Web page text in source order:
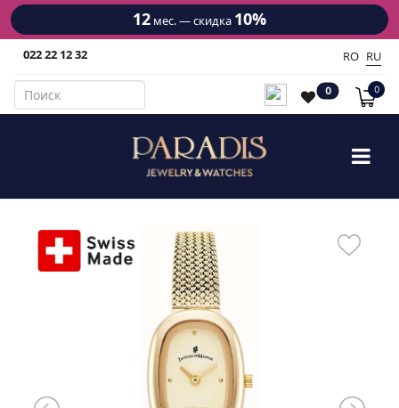
12 мес. — скидка 10%
022 22 12 32 RO RU
0 0